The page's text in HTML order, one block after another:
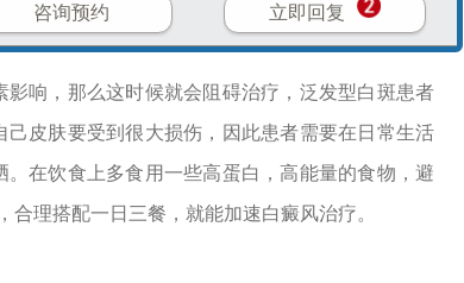
响，那么这时候就会阻碍治疗，泛发型白斑患者
皮肤要受到很大损伤，因此患者需要在日常生活
在饮食上多食用一些高蛋白，高能量的食物，避
理搭配一日三餐，就能加速白癜风治疗。
咨询预约 立即回复